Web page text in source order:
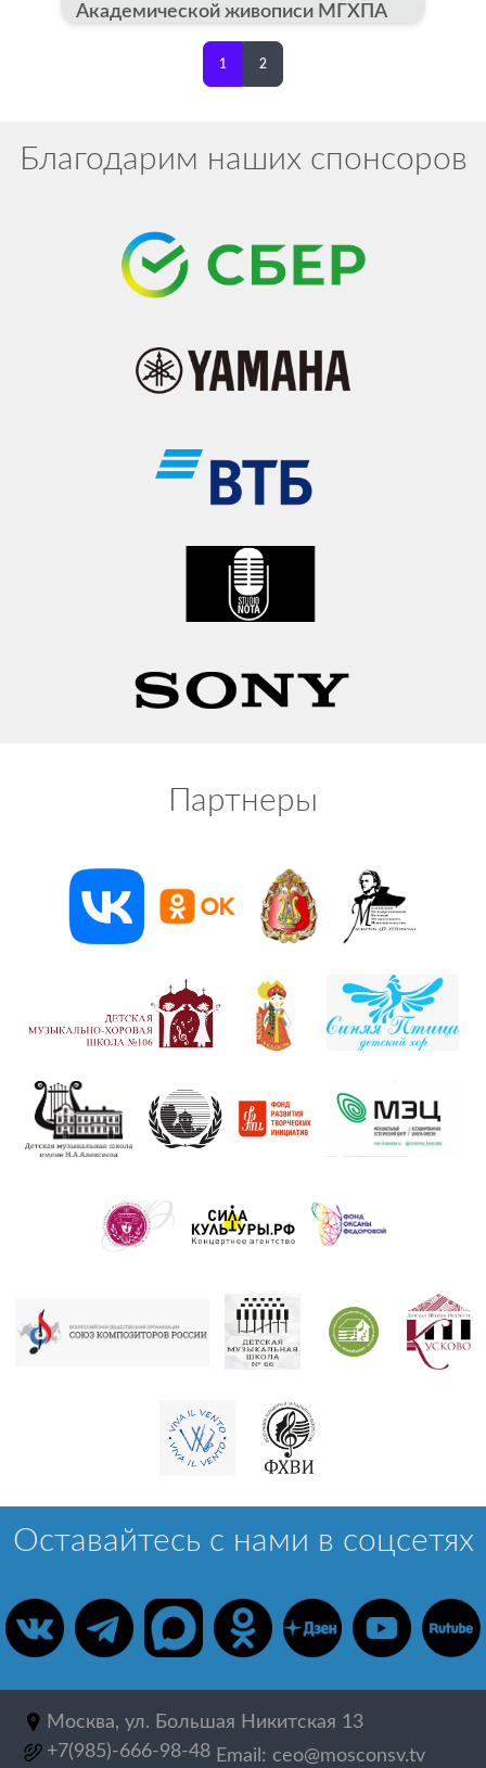
Академической живописи МГХПА
им. С.Г. Строганова
1 2
Благодарим наших спонсоров
Партнеры
Оставайтесь с нами в соцсетях
Москва, ул. Большая Никитская 13
+7(985)-666-98-48 Email: ceo@mosconsv.tv